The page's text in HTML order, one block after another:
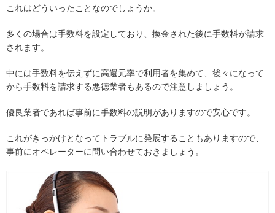
これはどういったことなのでしょうか。
多くの場合は手数料を設定しており、換金された後に手数料が請求
されます。
中には手数料を伝えずに高還元率で利用者を集めて、後々になって
から手数料を請求する悪徳業者もあるので注意しましょう。
優良業者であれば事前に手数料の説明がありますので安心です。
これがきっかけとなってトラブルに発展することもありますので、
事前にオペレーターに問い合わせておきましょう。